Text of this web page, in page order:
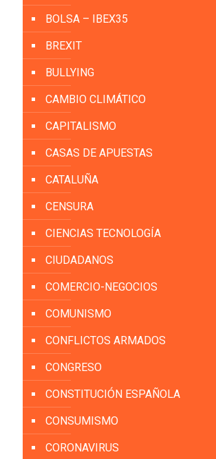
BOLSA – IBEX35
BREXIT
BULLYING
CAMBIO CLIMÁTICO
CAPITALISMO
CASAS DE APUESTAS
CATALUÑA
CENSURA
CIENCIAS TECNOLOGÍA
CIUDADANOS
COMERCIO-NEGOCIOS
COMUNISMO
CONFLICTOS ARMADOS
CONGRESO
CONSTITUCIÓN ESPAÑOLA
CONSUMISMO
CORONAVIRUS